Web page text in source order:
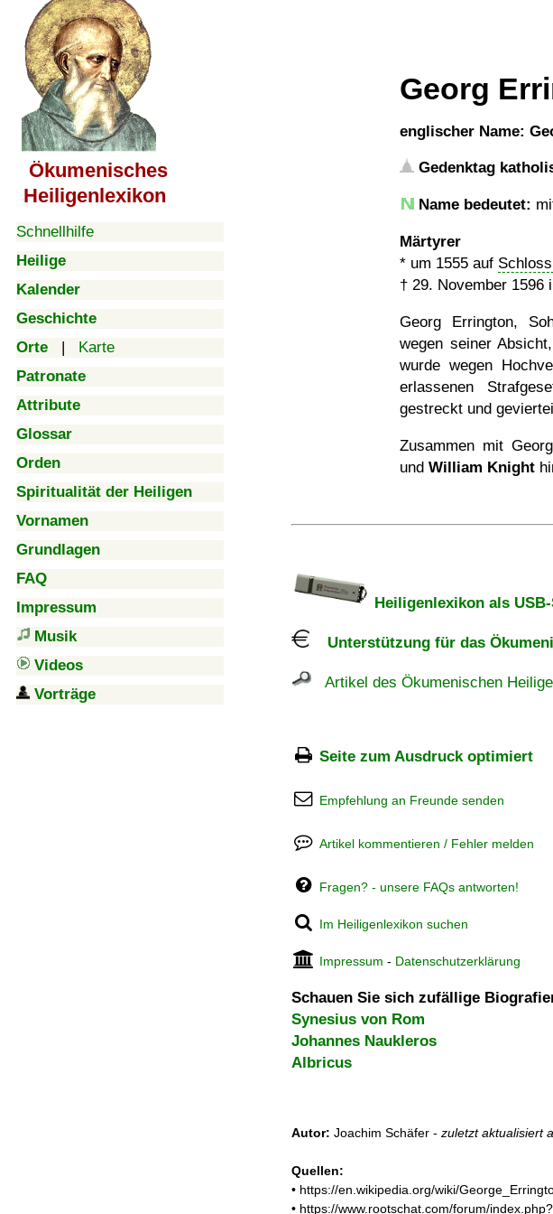
Ökumenisches
Heiligenlexikon
Schnellhilfe
Heilige
Kalender
Geschichte
Orte | Karte
Patronate
Attribute
Glossar
Orden
Spiritualität der Heiligen
Vornamen
Grundlagen
FAQ
Impressum
Musik
Videos
Vorträge
Georg
englischer Name:
Gedenktag
Name bedeutet:
Märtyrer
* um 1555 auf
† 29. November 1596
Georg Errington,
wegen seiner
wurde wegen
erlassenen
gestreckt und
Zusammen mit
und William Knight
Heiligenlexikon als
Unterstützung für das
Artikel des Ökumenischen
Seite zum Ausdruck optimiert
Empfehlung an Freunde senden
Artikel kommentieren / Fehler melden
Fragen? - unsere FAQs antworten!
Im Heiligenlexikon suchen
Impressum - Datenschutzerklärung
Schauen Sie sich zufällige
Synesius von Rom
Johannes Naukleros
Albricus
Autor: Joachim Schäfer - zuletzt aktualisiert
Quellen:
• https://en.wikipedia.org/wiki/
• https://www.rootschat.com/forum/